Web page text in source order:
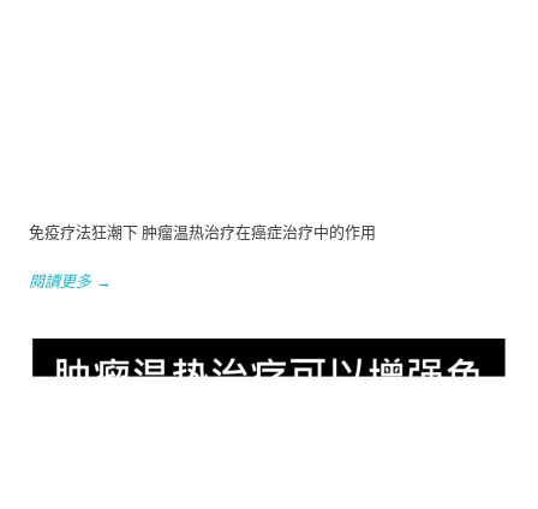
免疫疗法狂潮下 肿瘤温热治疗在癌症治疗中的作用
閱讀更多 →